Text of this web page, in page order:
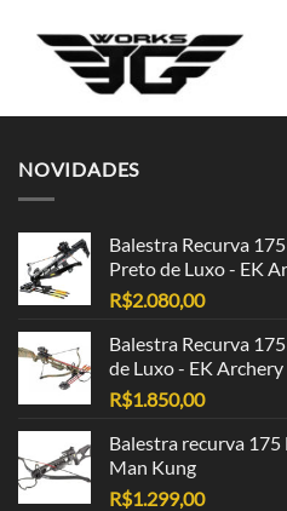
NOVIDADES
Balestra Recurva
Preto de Luxo - EK
R$2.080,00
Balestra Recurva
de Luxo - EK Archery
R$1.850,00
Balestra recurva 175
Man Kung
R$1.299,00